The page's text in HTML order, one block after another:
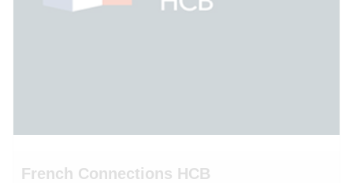
French Connections HCB